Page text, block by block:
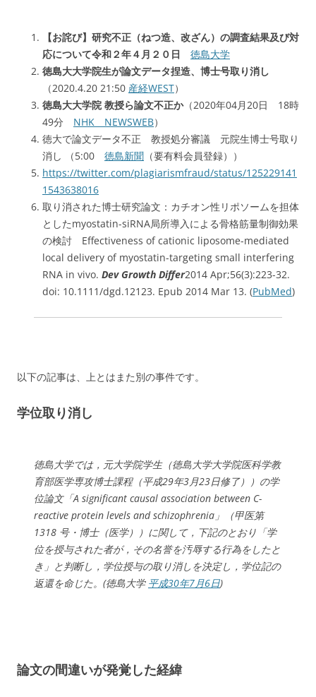
【お詫び】研究不正（ねつ造、改ざん）の調査結果及び対
応について令和２年４月２０日
徳島大学
徳島大大学院生が論文データ捏造、博士号取り消し
（2020.4.20 21:50 産経WEST）
徳島大大学院 教授ら論文不正か（2020年04月20日 18時
49分 NHK NEWSWEB）
徳大で論文データ不正 教授処分審議 元院生博士号取り
消し （5:00 徳島新聞 （要有料会員登録））
https://twitter.com/plagiarismfraud/status/125229141
1543638016
取り消された博士研究論文：カチオン性リポソームを担体
としたmyostatin-siRNA局所導入による骨格筋量制御効果
の検討 Effectiveness of cationic liposome-mediated
local delivery of myostatin-targeting small interfering
RNA in vivo. Dev Growth Differ2014 Apr;56(3):223-32.
doi: 10.1111/dgd.12123. Epub 2014 Mar 13. (PubMed)
以下の記事は、上とはまた別の事件です。
学位取り消し
徳島大学では，元大学院学生（徳島大学大学院医科学教
育部医学専攻博士課程（平成29年3月23日修了））の学
位論文「A significant causal association between C-
reactive protein levels and schizophrenia」（甲医第
1318 号・博士（医学））に関して，下記のとおり「学
位を授与された者が，その名誉を汚辱する行為をしたと
き」と判断し，学位授与の取り消しを決定し，学位記の
返還を命じた。(徳島大学 平成30年7月6日)
論文の間違いが発覚した経緯